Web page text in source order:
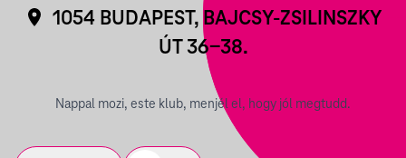
1054 BUDAPEST, BAJCSY-ZSILINSZKY
ÚT 36-38.
Nappal mozi, este klub, menjél el, hogy jól megtudd.